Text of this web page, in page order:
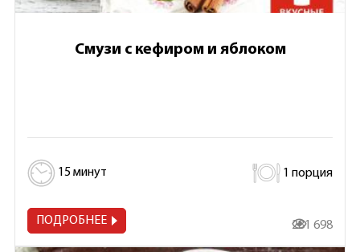
Смузи с кефиром и яблоком
15 минут 1 порция
ПОДРОБНЕЕ 281 698